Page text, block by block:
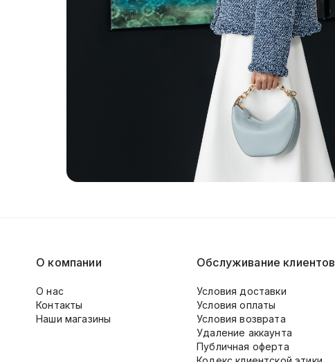
О компании
О нас
Контакты
Наши магазины
Обслуживание клиентов
Условия доставки
Условия оплаты
Условия возврата
Удаление аккаунта
Публичная оферта